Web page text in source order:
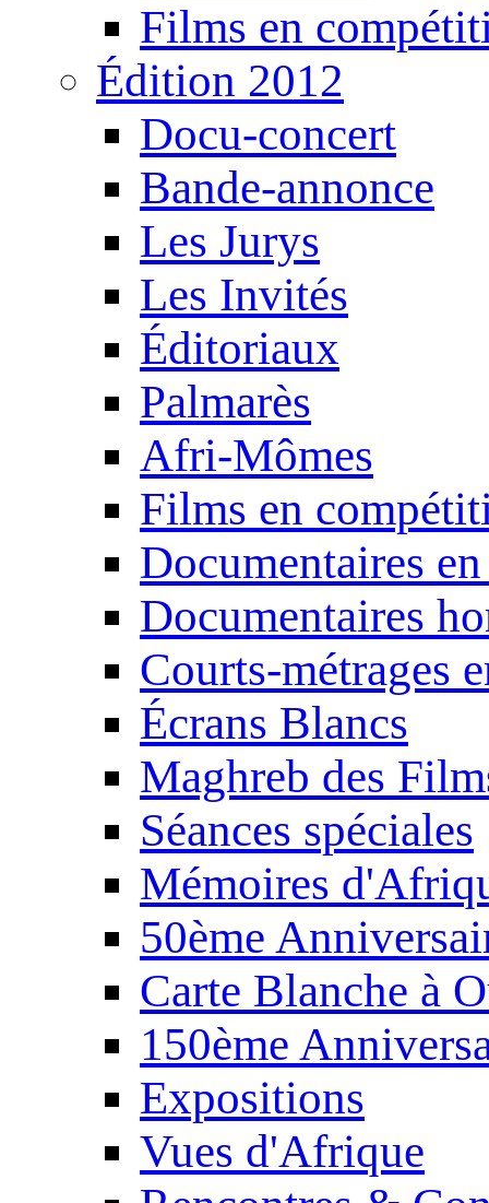
Films en
Édition 2012
Docu-concert
Bande-annonce
Les Jurys
Les Invités
Éditoriaux
Palmarès
Afri-Mômes
Films en
Documentaires
Documentaires
Courts-métrages
Écrans Blancs
Maghreb des
Séances spéciales
Mémoires
50ème
Carte Blanche à
150ème
Expositions
Vues d'Afrique